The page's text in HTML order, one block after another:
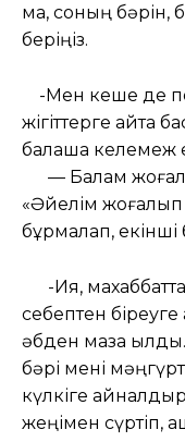
ма, соның бәрін,
беріңіз.
-Мен кеше де
жігіттерге айта
балаша келемеж
— Балам
«Әйелім жоғалып
бұрмалап, екінші
-Ия,
себептен
әбден мазақ
бәрі мені
күлкіге
жеңімен сүртіп,